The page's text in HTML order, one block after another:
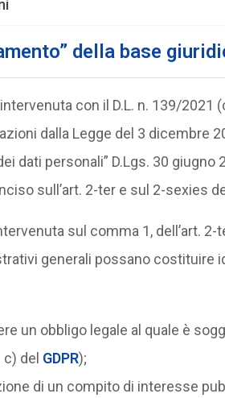
della base
con il D.L. n. 139/2021
dalla Legge del 3 dicembre
dati personali” D.Lgs. 30
sull’art. 2-ter e sul 2-sexies
sul comma 1, dell’art.
generali possano costituire
un obbligo legale al quale è
c) del GDPR);
di un compito di interesse